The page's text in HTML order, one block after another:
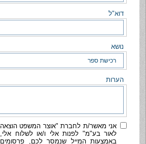
דוא"ל
נושא
הערות
אני מאשר/ת לחברת "אוצר המשפט הוצאה
לאור בע"מ" לפנות אלי ו/או לשלוח אלי,
באמצעות המייל שנמסר לכם, פרסומים